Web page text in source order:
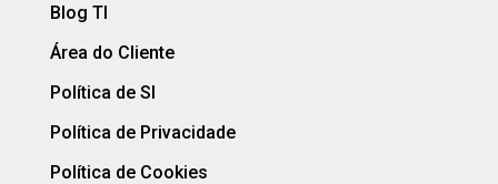
Blog TI
Área do Cliente
Política de SI
Política de Privacidade
Política de Cookies